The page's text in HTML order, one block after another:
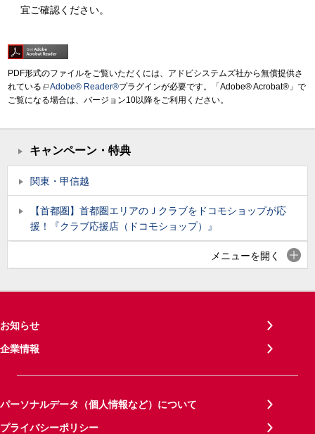
宜ご確認ください。
PDF形式のファイルをご覧いただくには、アドビシステムズ社から無償提供さ
れている
Adobe® Reader®プラグインが必要です。「Adobe® Acrobat®」で
ご覧になる場合は、バージョン10以降をご利用ください。
キャンペーン・特典
関東・甲信越
【首都圏】首都圏エリアのＪクラブをドコモショップが応
援！『クラブ応援店（ドコモショップ）』
メニューを開く
お知らせ
企業情報
パーソナルデータ（個人情報など）について
プライバシーポリシー